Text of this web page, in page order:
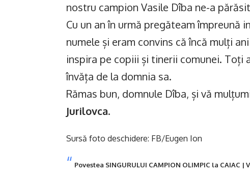
nostru campion Vasile Dîba ne-a
Cu un an în urmă pregăteam împreună
numele și eram convins că încă mulți
inspira pe copiii și tinerii comunei. Toți
învăța de la domnia sa.
Rămas bun, domnule Dîba, și vă
Jurilovca.
Sursă foto deschidere: FB/Eugen Ion
Povestea SINGURULUI CAMPION OLIMPIC la CAIAC |